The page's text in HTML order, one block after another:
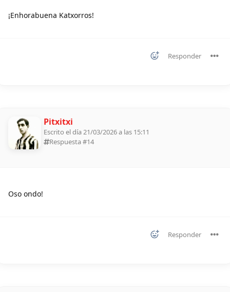
¡Enhorabuena Katxorros!
Responder
Pitxitxi
Escrito el día 21/03/2026 a las 15:11
Respuesta #14
Oso ondo!
Responder